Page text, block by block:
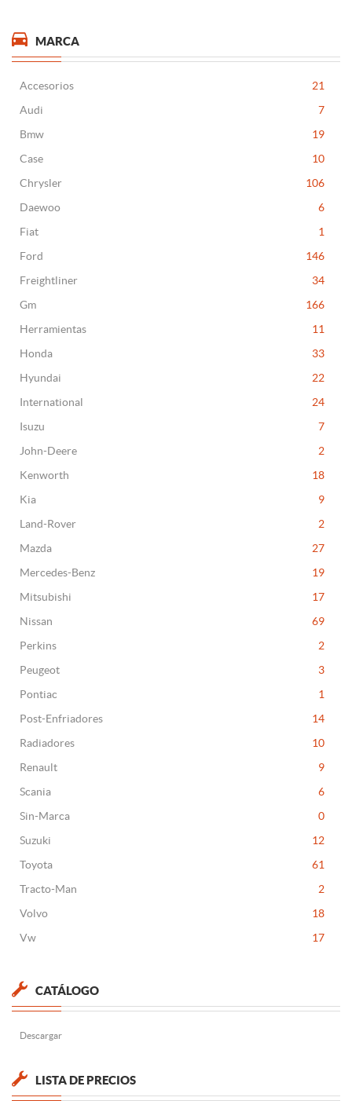
MARCA
Accesorios
21
Audi
7
Bmw
19
Case
10
Chrysler
106
Daewoo
6
Fiat
1
Ford
146
Freightliner
34
Gm
166
Herramientas
11
Honda
33
Hyundai
22
International
24
Isuzu
7
John-Deere
2
Kenworth
18
Kia
9
Land-Rover
2
Mazda
27
Mercedes-Benz
19
Mitsubishi
17
Nissan
69
Perkins
2
Peugeot
3
Pontiac
1
Post-Enfriadores
14
Radiadores
10
Renault
9
Scania
6
Sin-Marca
0
Suzuki
12
Toyota
61
Tracto-Man
2
Volvo
18
Vw
17
CATÁLOGO
Descargar
LISTA DE PRECIOS